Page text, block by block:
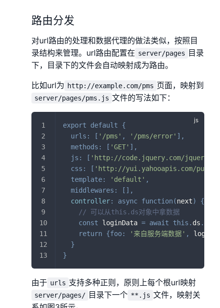
路由分发
对url路由的处理和数据代理的做法类似，按照目
录结构来管理。url路由配置在 server/pages 目录
下，目录下的文件会自动映射成为路由。
比如url为 http://example.com/pms 页面，映射到
server/pages/pms.js 文件的写法如下：
export default
{
urls : [ '/pms' , '/pms/error' ] ,
methods : [ 'GET' ] ,
js : [ 'http://code.jquery.com/jquery-
css : [ 'http://yui.yahooapis.com/pure/
template: 'default' ,
middlewares : [ ] ,
controller: async function(next) {
// 可以从this.ds对象中拿数据
const loginData = await this . ds .
return {foo: '来自服务端数据' ,
}
}
由于 urls 支持多种正则，原则上每个根url映射
server/pages/ 目录下一个 **.js 文件，映射关